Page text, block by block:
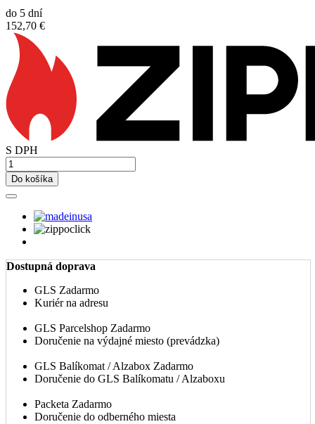
do 5 dní
152,70 €
S DPH
Do košíka
Dostupná doprava
GLS Zadarmo
Kuriér na adresu
GLS Parcelshop Zadarmo
Doručenie na výdajné miesto (prevádzka)
GLS Balíkomat / Alzabox Zadarmo
Doručenie do GLS Balíkomatu / Alzaboxu
Packeta Zadarmo
Doručenie do odberného miesta